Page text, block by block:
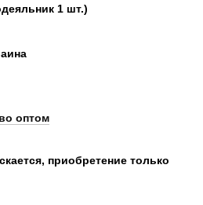
1 шт.)
оптом
приобретение только